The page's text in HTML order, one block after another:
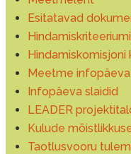
Esitatavad
Hindamiskomisjoni
Meetme
Infopäeva slaidid
LEADER
Kulude
Taotlusvooru